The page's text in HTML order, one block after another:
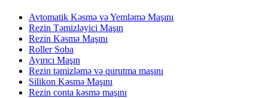
Avtomatik Kəsmə və Yemləmə Maşını
Rezin Təmizləyici Maşın
Rezin Kəsmə Maşını
Roller Soba
Ayırıcı Maşın
Rezin təmizləmə və qurutma maşını
Silikon Kəsmə Maşını
Rezin conta kəsmə maşını